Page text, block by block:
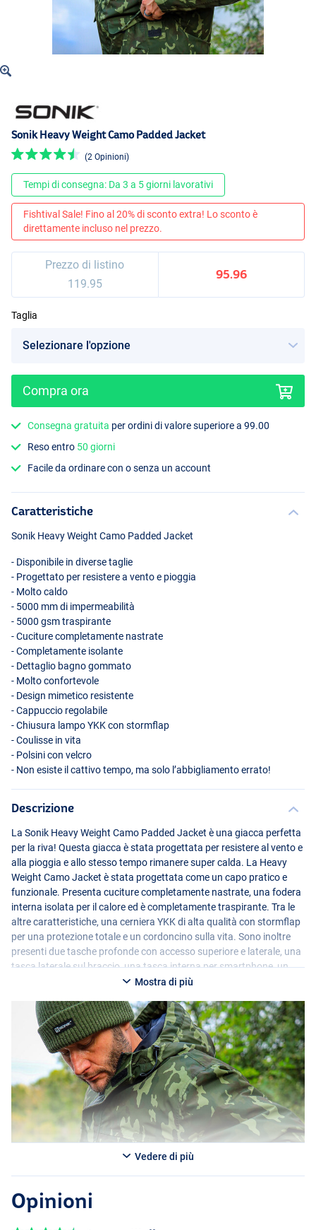
Sonik Heavy Weight Camo Padded Jacket
(2 Opinioni)
Tempi di consegna: Da 3 a 5 giorni lavorativi
Fishtival Sale! Fino al 20% di sconto extra! Lo sconto è
direttamente incluso nel prezzo.
Prezzo di listino
119.95
95.96
Taglia
Compra ora
Consegna gratuita per ordini di valore superiore a 99.00
Reso entro 50 giorni
Facile da ordinare con o senza un account
Caratteristiche
Sonik Heavy Weight Camo Padded Jacket
- Disponibile in diverse taglie
- Progettato per resistere a vento e pioggia
- Molto caldo
- 5000 mm di impermeabilità
- 5000 gsm traspirante
- Cuciture completamente nastrate
- Completamente isolante
- Dettaglio bagno gommato
- Molto confortevole
- Design mimetico resistente
- Cappuccio regolabile
- Chiusura lampoYKKcon stormflap
- Coulisse in vita
- Polsini con velcro
- Non esiste il cattivo tempo, ma solo l’abbigliamento errato!
Descrizione
La Sonik Heavy Weight Camo Padded Jacket è una giacca perfetta
per la riva! Questa giacca è stata progettata per resistere al vento e
alla pioggia e allo stesso tempo rimanere super calda. La Heavy
Weight Camo Jacket è stata progettata come un capo pratico e
funzionale. Presenta cuciture completamente nastrate, una fodera
interna isolata per il calore ed è completamente traspirante. Tra le
altre caratteristiche, una cerniera YKKdi alta qualità con stormflap
per una protezione totale e un cordoncino sulla vita. Sono inoltre
presenti due tasche profonde con accesso superiore e laterale, una
tasca laterale sul braccio, una tasca interna per smartphone, un
cappuccio completamente regolabile, polsini con velcro e un
pronti per la prossima sessione, anche col brutto tempo!
Mostra di più
Vedere di più
Opinioni